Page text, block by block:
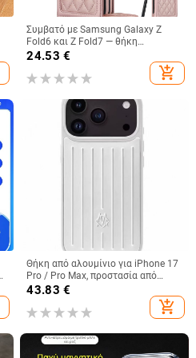
Συμβατό με Samsung Galaxy Z
Fold6 και Z Fold7 — θήκη
τηλεφώνου από δέρμα με υποδοχή
για στυλό, αναδιπλούμενη, κομψός
σχεδιασμός, με λουράκι καρπού,
24.53 €
add_shopping_cart
Θήκη από αλουμίνιο για iPhone 17
Pro / Pro Max, προστασία από
πτώσεις, μαγνητικό κλείσιμο,
κατασκευή με έγχυση, δυνατότητα
προσαρμογής
43.83 €
add_shopping_cart